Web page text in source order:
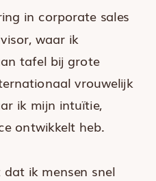
in corporate sales
waar ik
tafel bij grote
vrouwelijk
ik mijn intuïtie,
ontwikkelt heb.
ik mensen snel